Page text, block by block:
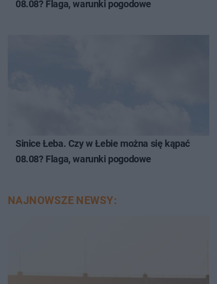
08.08? Flaga, warunki pogodowe
Sinice Łeba. Czy w Łebie można się kąpać
08.08? Flaga, warunki pogodowe
NAJNOWSZE NEWSY: